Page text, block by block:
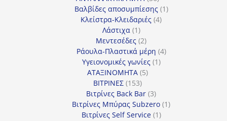
προϊόντα
Βαλβίδες αποσυμπίεσης 11
Κλείστρα-Κλειδαριές 44
Λάστιχα 11
προϊόν
Μεντεσέδες 22
προϊόντα
Ράουλα-Πλαστικά μέρη 44
Υγειονομικές γωνίες 11
ΑΤΑΞΙΝΟΜΗΤΑ 55
ΒΙΤΡΙΝΕΣ 153153
προϊόντα
Βιτρίνες Back Bar 33
προϊόντα
Βιτρίνες Mπύρας Subzero 11
Βιτρίνες Self Service 11